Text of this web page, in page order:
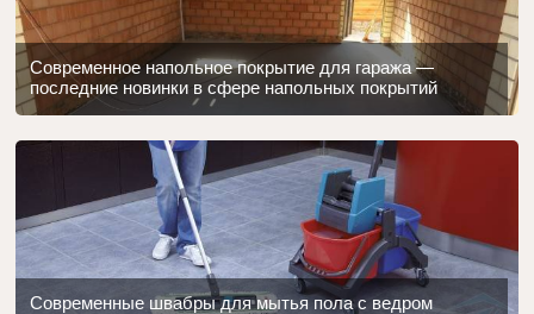
Современное напольное покрытие для гаража —
последние новинки в сфере напольных покрытий
Современные швабры для мытья пола с ведром